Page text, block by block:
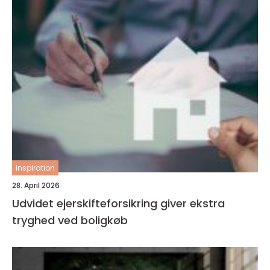
inspiration
28. April 2026
Udvidet ejerskifteforsikring giver ekstra
tryghed ved boligkøb